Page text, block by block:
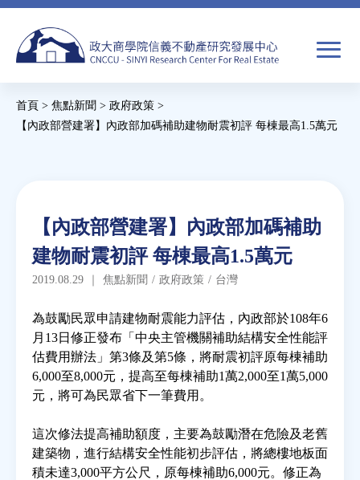
Jump
navigation
搜
搜
尋
焦點新聞
教育推廣
房市分析
研究獎勵
房地產年鑑
電子報
您
首頁 > 焦點新聞 > 政府政策 >
【內政部營建署】內政部加碼補助建物耐震初評 每棟最高1.5萬元
Back
top
【內政部營建署】內政部加碼補助
建物耐震初評 每棟最高1.5萬元
2019.08.29 ｜ 焦點新聞 / 政府政策 / 台灣
為鼓勵民眾申請建物耐震能力評估，內政部於108年6
月13日修正發布「中央主管機關補助結構安全性能評
估費用辦法」第3條及第5條，將耐震初評原每棟補助
6,000至8,000元，提高至每棟補助1萬2,000至1萬5,000
元，將可為民眾省下一筆費用。
這次修法提高補助額度，主要為鼓勵潛在危險及老舊
建築物，進行結構安全性能初步評估，將總樓地板面
積未達3,000平方公尺，原每棟補助6,000元。修正為